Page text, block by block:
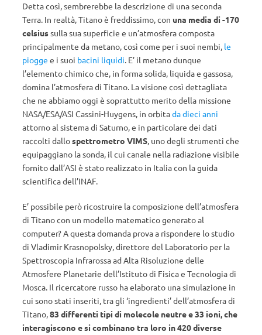
Detta così, sembrerebbe la descrizione di una seconda
Terra. In realtà, Titano è freddissimo, con una media di -170
celsiussulla sua superficie e un’atmosfera composta
principalmente da metano, così come per i suoi nembi, le
piogge e i suoi bacini liquidi. E’ il metano dunque
l’elemento chimico che, in forma solida, liquida e gassosa,
domina l’atmosfera di Titano. La visione così dettagliata
che ne abbiamo oggi è soprattutto merito della missione
NASA/ESA/ASI Cassini-Huygens, in orbitada dieci anni
attorno al sistema di Saturno, e in particolare dei dati
raccolti dallospettrometro VIMS, uno degli strumenti che
equipaggiano la sonda, il cui canale nella radiazione visibile
fornito dall’ASI è stato realizzato in Italia con la guida
scientifica dell’INAF.
E’ possibile però ricostruire la composizione dell’atmosfera
di Titano con un modello matematico generato al
computer? A questa domanda prova a rispondere lo studio
di Vladimir Krasnopolsky, direttore del Laboratorio per la
Spettroscopia Infrarossa ad Alta Risoluzione delle
Atmosfere Planetarie dell’Istituto di Fisica e Tecnologia di
Mosca. Il ricercatore russo ha elaborato una simulazione in
cui sono stati inseriti, tra gli ‘ingredienti’ dell’atmosfera di
Titano,83 differenti tipi di molecole neutre e 33 ioni, che
interagiscono e si combinano tra loro in 420 diverse